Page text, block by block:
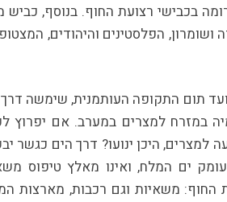
בכבישי רצועת החוף. בנוסף, כביש
הפלסטינים והיהודים,
ועד תום התקופה העותמנית, שימשה
במזרח למצרים במערב. אם יפרוץ
היכן ינועו? דרך הים כגשר
ים המלח, ואינו מאלץ טיפוס
החוף: משאיות וגם רכבות, מארצות